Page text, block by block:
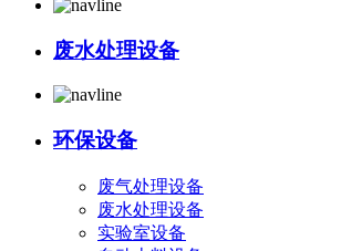
废水处理设备
环保设备
废气处理设备
废水处理设备
实验室设备